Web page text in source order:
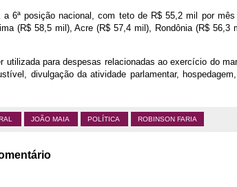
a 6ª posição nacional, com teto de R$ 55,2 mil por
(R$ 58,5 mil), Acre (R$ 57,4 mil), Rondônia (R$ 56,3
utilizada para despesas relacionadas ao exercício do
divulgação da atividade parlamentar,
JOÃO MAIA POLÍTICA ROBINSON FARIA